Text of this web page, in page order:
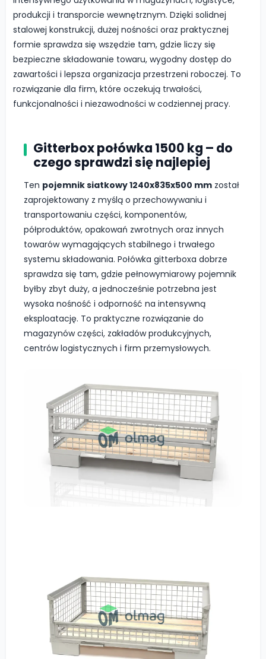
produkcji i transporcie wewnętrznym. Dzięki solidnej
stalowej konstrukcji, dużej nośności oraz praktycznej
formie sprawdza się wszędzie tam, gdzie liczy się
bezpieczne składowanie towaru, wygodny dostęp do
zawartości i lepsza organizacja przestrzeni roboczej. To
rozwiązanie dla firm, które oczekują trwałości,
funkcjonalności i niezawodności w codziennej pracy.
Gitterbox połówka 1500 kg – do
czego sprawdzi się najlepiej
Ten pojemnik siatkowy 1240x835x500 mm został
zaprojektowany z myślą o przechowywaniu i
transportowaniu części, komponentów,
półproduktów, opakowań zwrotnych oraz innych
towarów wymagających stabilnego i trwałego
systemu składowania. Połówka gitterboxa dobrze
sprawdza się tam, gdzie pełnowymiarowy pojemnik
byłby zbyt duży, a jednocześnie potrzebna jest
wysoka nośność i odporność na intensywną
eksploatację. To praktyczne rozwiązanie do
magazynów części, zakładów produkcyjnych,
centrów logistycznych i firm przemysłowych.